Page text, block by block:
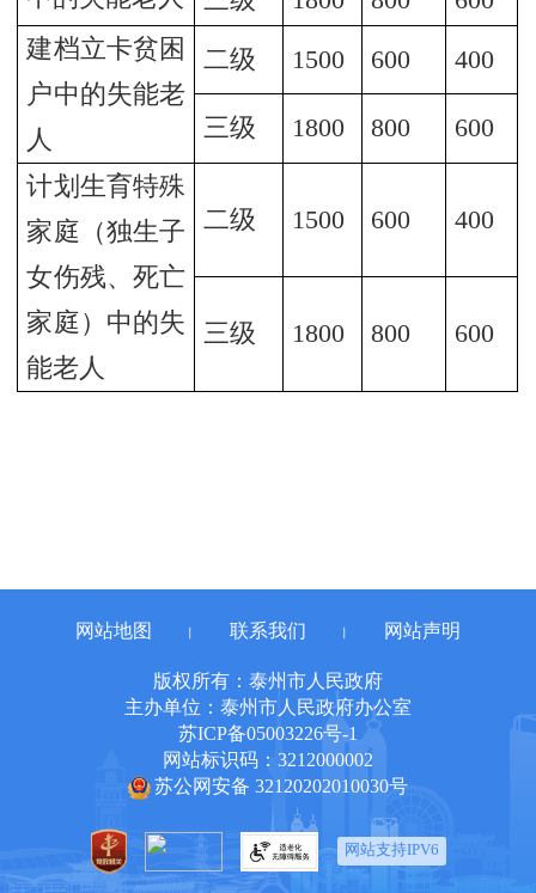
建档立卡贫困
户中的失能老
人
二级 1500 600 400
三级 1800 800 600
计划生育特殊
家庭（独生子
女伤残、死亡
家庭）中的失
能老人
二级 1500 600 400
三级 1800 800 600
网站地图 联系我们 网站声明
版权所有：泰州市人民政府
主办单位：泰州市人民政府办公室
苏ICP备05003226号-1
网站标识码：3212000002
苏公网安备 32120202010030号
网站支持IPV6